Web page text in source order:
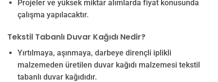
Projeler ve yüksek miktar alımlarda fiyat konusunda
çalışma yapılacaktır.
Tekstil Tabanlı Duvar Kağıdı Nedir?
Yırtılmaya, aşınmaya, darbeye dirençli iplikli
malzemeden üretilen duvar kağıdı malzemesi tekstil
tabanlı duvar kağıdıdır.